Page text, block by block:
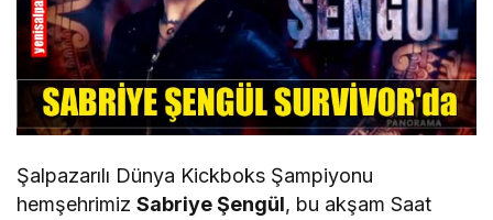
Şalpazarılı Dünya Kickboks Şampiyonu
hemşehrimizSabriye Şengül, bu akşam Saat